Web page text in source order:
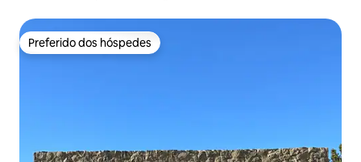
Preferido dos hóspedes
Preferido dos hóspedes